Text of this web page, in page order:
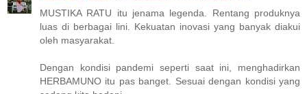
MUSTIKA RATU itu jenama legenda. Rentang produknya
luas di berbagai lini. Kekuatan inovasi yang banyak diakui
oleh masyarakat.
Dengan kondisi pandemi seperti saat ini, menghadirkan
HERBAMUNO itu pas banget. Sesuai dengan kondisi yang